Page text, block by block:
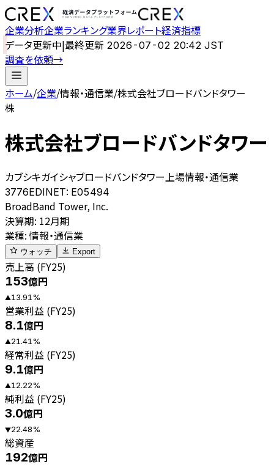
企業分析企業ランキング業界レポート経済指標
データ更新中|最終更新 2026-07-02 20:42 JST
調査を依頼→
ホーム/企業/情報・通信業/株式会社ブロードバンドタワー
株
株式会社ブロードバンドタワー
カブシキガイシャブロードバンドタワー 上場情報・通信業
3776EDINET: E05494
BroadBand Tower, Inc.
決算期: 12月期
業種: 情報・通信業
ウォッチ Export
売上高 (FY25)
153億円
▲13.91 %
営業利益 (FY25)
8.1億円
▲21.41 %
経常利益 (FY25)
9.1億円
▲12.22%
純利益 (FY25)
3.0億円
▼22.48%
総資産
192億円